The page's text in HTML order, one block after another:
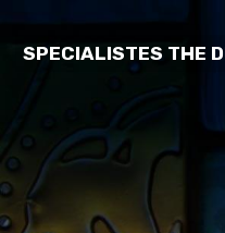
SPECIALISTES THE